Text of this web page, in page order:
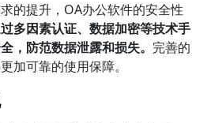
的提升，OA办公软件的安全性
多因素认证、数据加密等技术手
，防范数据泄露和损失。 完善的
加可靠的使用保障。